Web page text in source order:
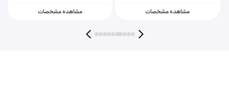
مشاهده مشخصات مشاهده مشخصات